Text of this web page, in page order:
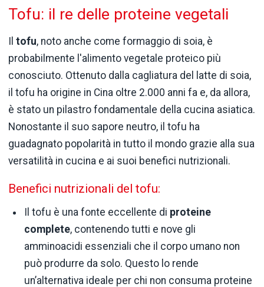
Tofu: il re delle proteine vegetali
tofu, noto anche come formaggio di soia, è
probabilmente l'alimento vegetale proteico più
conosciuto. Ottenuto dalla cagliatura del latte di soia,
il tofu ha origine in Cina oltre 2.000 anni fa e, da allora,
è stato un pilastro fondamentale della cucina asiatica.
Nonostante il suo sapore neutro, il tofu ha
guadagnato popolarità in tutto il mondo grazie alla sua
versatilità in cucina e ai suoi benefici nutrizionali.
Benefici nutrizionali del tofu:
Il tofu è una fonte eccellente di proteine
complete, contenendo tutti e nove gli
amminoacidi essenziali che il corpo umano non
può produrre da solo. Questo lo rende
un’alternativa ideale per chi non consuma proteine